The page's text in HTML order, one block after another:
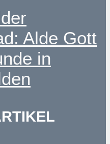
Alde Gott
in